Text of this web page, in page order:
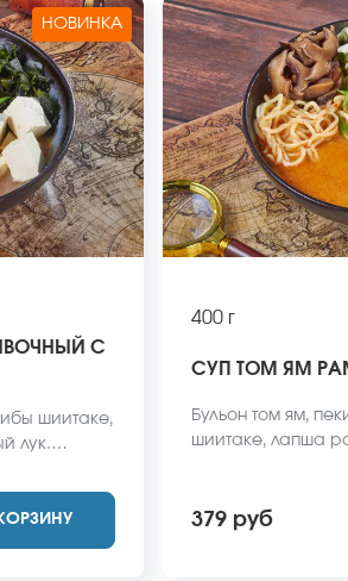
НОВИНКА
С
шиитаке,
лук.
400 г
СУП ТОМ ЯМ
Бульон том ям,
шиитаке, лапша
отличаться от
379 руб